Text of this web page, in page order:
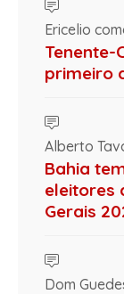
Ericelio
Tenente-
primeiro
Alberto
Bahia
eleitores
Gerais
Dom